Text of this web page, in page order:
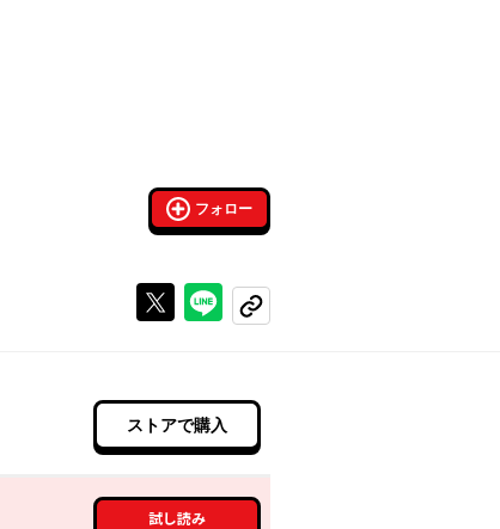
フォロー
Xで投稿するラインでシェアする
コピーする
ストアで購入
試し読み